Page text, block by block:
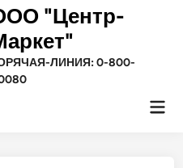
"Центр-
ЛИНИЯ: 0-800-